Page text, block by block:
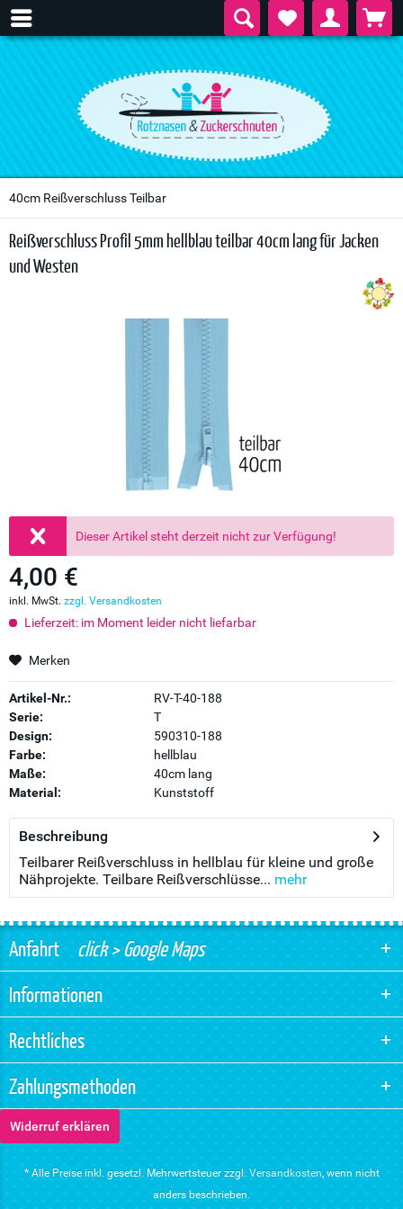
40cm Reißverschluss Teilbar
Reißverschluss Profil 5mm hellblau teilbar 40cm lang für Jacken
und Westen
Dieser Artikel steht derzeit nicht zur Verfügung!
4,00 €
inkl. MwSt. zzgl. Versandkosten
Lieferzeit: im Moment leider nicht liefarbar
Merken
Artikel-Nr.:
RV-T-40-188
Serie:
T
Design:
590310-188
Farbe:
hellblau
Maße:
40cm lang
Material:
Kunststoff
Beschreibung
Teilbarer Reißverschluss in hellblau für kleine und große
Nähprojekte. Teilbare Reißverschlüsse... mehr
Anfahrtclick > Google Maps
Informationen
Rechtliches
Zahlungsmethoden
Widerruf erklären
* Alle Preise inkl. gesetzl. Mehrwertsteuer zzgl. Versandkosten, wenn nicht
anders beschrieben.